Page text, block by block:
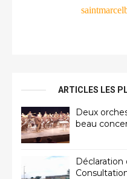
ARTICLES LES
Deux
beau
Déclaration